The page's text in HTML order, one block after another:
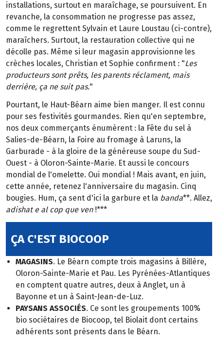
installations, surtout en maraîchage, se poursuivent. En
revanche, la consommation ne progresse pas assez,
comme le regrettent Sylvain et Laure Loustau (ci-contre),
maraîchers. Surtout, la restauration collective qui ne
décolle pas. Même si leur magasin approvisionne les
crèches locales, Christian et Sophie confirment : "Les
producteurs sont prêts, les parents réclament, mais
derrière, ça ne suit pas."
Pourtant, le Haut-Béarn aime bien manger. Il est connu
pour ses festivités gourmandes. Rien qu'en septembre,
nos deux commerçants énumèrent : la Fête du sel à
Salies-de-Béarn, la Foire au fromage à Laruns, la
Garburade - à la gloire de la généreuse soupe du Sud-
Ouest - à Oloron-Sainte-Marie. Et aussi le concours
mondial de l'omelette. Oui mondial ! Mais avant, en juin,
cette année, retenez l'anniversaire du magasin. Cinq
bougies. Hum, ça sent d'ici la garbure et la banda**. Allez,
adishat e al cop que ven !***
ÇA C'EST BIOCOOP
MAGASINS. Le Béarn compte trois magasins à Billère,
Oloron-Sainte-Marie et Pau. Les Pyrénées-Atlantiques
en comptent quatre autres, deux à Anglet, un à
Bayonne et un à Saint-Jean-de-Luz.
PAYSANS ASSOCIÉS. Ce sont les groupements 100%
bio sociétaires de Biocoop, tel Biolait dont certains
adhérents sont présents dans le Béarn.